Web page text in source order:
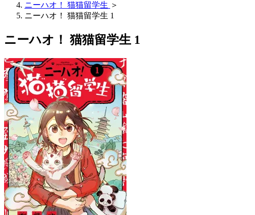
ニーハオ！ 猫猫留学生 ＞
ニーハオ！ 猫猫留学生 1
ニーハオ！ 猫猫留学生 1